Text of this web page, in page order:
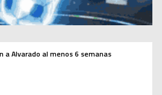
a Alvarado al menos 6 semanas